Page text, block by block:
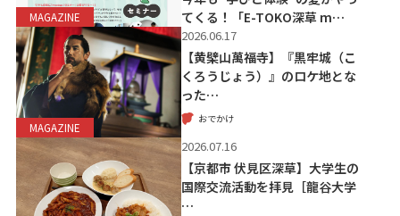
MAGAZINE
てくる！「E-TOKO深草 m…
MAGAZINE
2026.06.17
【黄檗山萬福寺】『黒牢城（こ
くろうじょう）』のロケ地とな
った…
おでかけ
2026.07.16
【京都市 伏見区深草】大学生の
国際交流活動を拝見［龍谷大学
…